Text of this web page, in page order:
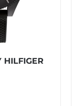
HILFIGER